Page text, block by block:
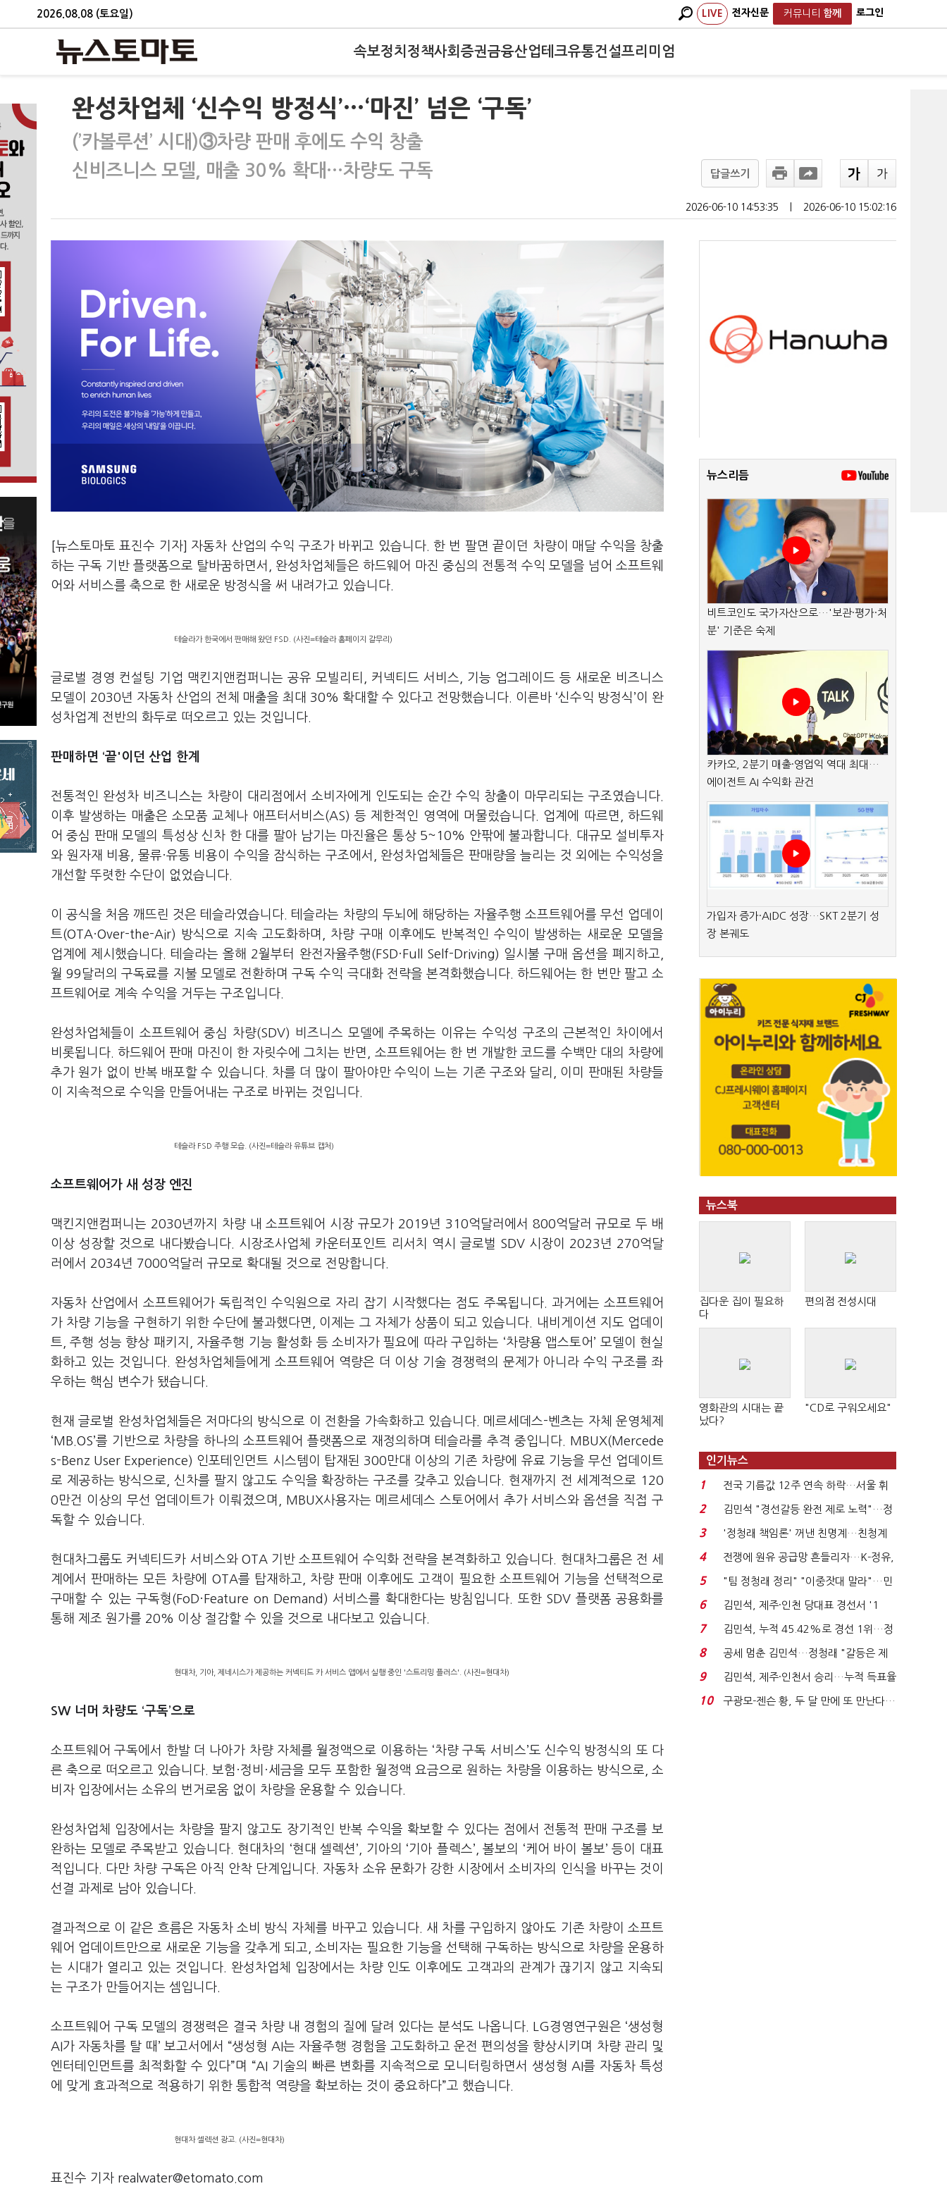
2026.08.08 (토요일) LIVE 전자신문 커뮤니티 함께 로그인
속보정치 정책사회 증권금융산업테크유통건설프리미엄
완성차업체 ‘신수익 방정식’…‘마진’ 넘은 ‘구독’
(’카볼루션’ 시대)③차량 판매 후에도 수익 창출
신비즈니스 모델, 매출 30% 확대…차량도 구독
답글쓰기
2026-06-10 14:53:35 2026-06-10 15:02:16
[뉴스토마토 표진수 기자] 자동차 산업의 수익 구조가 바뀌고 있습니다. 한 번 팔면 끝이던 차량이 매달 수익을 창출
하는 구독 기반 플랫폼으로 탈바꿈하면서, 완성차업체들은 하드웨어 마진 중심의 전통적 수익 모델을 넘어 소프트웨
어와 서비스를 축으로 한 새로운 방정식을 써 내려가고 있습니다.
테슬라가 한국에서 판매해 왔던 FSD. (사진=테슬라 홈페이지 갈무리)
글로벌 경영 컨설팅 기업 맥킨지앤컴퍼니는 공유 모빌리티, 커넥티드 서비스, 기능 업그레이드 등 새로운 비즈니스
모델이 2030년 자동차 산업의 전체 매출을 최대 30% 확대할 수 있다고 전망했습니다. 이른바 ‘신수익 방정식’이 완
성차업계 전반의 화두로 떠오르고 있는 것입니다.
판매하면 ‘끝'이던 산업 한계
전통적인 완성차 비즈니스는 차량이 대리점에서 소비자에게 인도되는 순간 수익 창출이 마무리되는 구조였습니다.
이후 발생하는 매출은 소모품 교체나 애프터서비스(AS) 등 제한적인 영역에 머물렀습니다. 업계에 따르면, 하드웨
어 중심 판매 모델의 특성상 신차 한 대를 팔아 남기는 마진율은 통상 5~10% 안팎에 불과합니다. 대규모 설비투자
와 원자재 비용, 물류·유통 비용이 수익을 잠식하는 구조에서, 완성차업체들은 판매량을 늘리는 것 외에는 수익성을
개선할 뚜렷한 수단이 없었습니다.
이 공식을 처음 깨뜨린 것은 테슬라였습니다. 테슬라는 차량의 두뇌에 해당하는 자율주행 소프트웨어를 무선 업데이
트(OTA·Over-the-Air) 방식으로 지속 고도화하며, 차량 구매 이후에도 반복적인 수익이 발생하는 새로운 모델을
업계에 제시했습니다. 테슬라는 올해 2월부터 완전자율주행(FSD·Full Self-Driving) 일시불 구매 옵션을 폐지하고,
월 99달러의 구독료를 지불 모델로 전환하며 구독 수익 극대화 전략을 본격화했습니다. 하드웨어는 한 번만 팔고 소
프트웨어로 계속 수익을 거두는 구조입니다.
완성차업체들이 소프트웨어 중심 차량(SDV) 비즈니스 모델에 주목하는 이유는 수익성 구조의 근본적인 차이에서
비롯됩니다. 하드웨어 판매 마진이 한 자릿수에 그치는 반면, 소프트웨어는 한 번 개발한 코드를 수백만 대의 차량에
추가 원가 없이 반복 배포할 수 있습니다. 차를 더 많이 팔아야만 수익이 느는 기존 구조와 달리, 이미 판매된 차량들
이 지속적으로 수익을 만들어내는 구조로 바뀌는 것입니다.
테슬라 FSD 주행 모습. (사진=테슬라 유튜브 캡처)
소프트웨어가 새 성장 엔진
맥킨지앤컴퍼니는 2030년까지 차량 내 소프트웨어 시장 규모가 2019년 310억달러에서 800억달러 규모로 두 배
이상 성장할 것으로 내다봤습니다. 시장조사업체 카운터포인트 리서치 역시 글로벌 SDV 시장이 2023년 270억달
러에서 2034년 7000억달러 규모로 확대될 것으로 전망합니다.
자동차 산업에서 소프트웨어가 독립적인 수익원으로 자리 잡기 시작했다는 점도 주목됩니다. 과거에는 소프트웨어
가 차량 기능을 구현하기 위한 수단에 불과했다면, 이제는 그 자체가 상품이 되고 있습니다. 내비게이션 지도 업데이
트, 주행 성능 향상 패키지, 자율주행 기능 활성화 등 소비자가 필요에 따라 구입하는 ‘차량용 앱스토어’ 모델이 현실
화하고 있는 것입니다. 완성차업체들에게 소프트웨어 역량은 더 이상 기술 경쟁력의 문제가 아니라 수익 구조를 좌
우하는 핵심 변수가 됐습니다.
현재 글로벌 완성차업체들은 저마다의 방식으로 이 전환을 가속화하고 있습니다. 메르세데스-벤츠는 자체 운영체제
‘MB.OS’를 기반으로 차량을 하나의 소프트웨어 플랫폼으로 재정의하며 테슬라를 추격 중입니다. MBUX(Mercede
s-Benz User Experience) 인포테인먼트 시스템이 탑재된 300만대 이상의 기존 차량에 유료 기능을 무선 업데이트
로 제공하는 방식으로, 신차를 팔지 않고도 수익을 확장하는 구조를 갖추고 있습니다. 현재까지 전 세계적으로 120
0만건 이상의 무선 업데이트가 이뤄졌으며, MBUX사용자는 메르세데스 스토어에서 추가 서비스와 옵션을 직접 구
독할 수 있습니다.
현대차그룹도 커넥티드카 서비스와 OTA 기반 소프트웨어 수익화 전략을 본격화하고 있습니다. 현대차그룹은 전 세
계에서 판매하는 모든 차량에 OTA를 탑재하고, 차량 판매 이후에도 고객이 필요한 소프트웨어 기능을 선택적으로
구매할 수 있는 구독형(FoD·Feature on Demand) 서비스를 확대한다는 방침입니다. 또한 SDV 플랫폼 공용화를
통해 제조 원가를 20% 이상 절감할 수 있을 것으로 내다보고 있습니다.
현대차, 기아, 제네시스가 제공하는 커넥티드 카 서비스 앱에서 실행 중인 '스트리밍 플러스'. (사진=현대차)
SW 너머 차량도 ‘구독’으로
소프트웨어 구독에서 한발 더 나아가 차량 자체를 월정액으로 이용하는 ‘차량 구독 서비스’도 신수익 방정식의 또 다
른 축으로 떠오르고 있습니다. 보험·정비·세금을 모두 포함한 월정액 요금으로 원하는 차량을 이용하는 방식으로, 소
비자 입장에서는 소유의 번거로움 없이 차량을 운용할 수 있습니다.
완성차업체 입장에서는 차량을 팔지 않고도 장기적인 반복 수익을 확보할 수 있다는 점에서 전통적 판매 구조를 보
완하는 모델로 주목받고 있습니다. 현대차의 ‘현대 셀렉션’, 기아의 ‘기아 플렉스’, 볼보의 ‘케어 바이 볼보’ 등이 대표
적입니다. 다만 차량 구독은 아직 안착 단계입니다. 자동차 소유 문화가 강한 시장에서 소비자의 인식을 바꾸는 것이
선결 과제로 남아 있습니다.
결과적으로 이 같은 흐름은 자동차 소비 방식 자체를 바꾸고 있습니다. 새 차를 구입하지 않아도 기존 차량이 소프트
웨어 업데이트만으로 새로운 기능을 갖추게 되고, 소비자는 필요한 기능을 선택해 구독하는 방식으로 차량을 운용하
는 시대가 열리고 있는 것입니다. 완성차업체 입장에서는 차량 인도 이후에도 고객과의 관계가 끊기지 않고 지속되
는 구조가 만들어지는 셈입니다.
소프트웨어 구독 모델의 경쟁력은 결국 차량 내 경험의 질에 달려 있다는 분석도 나옵니다. LG경영연구원은 ‘생성형
AI가 자동차를 탈 때’ 보고서에서 “생성형 AI는 자율주행 경험을 고도화하고 운전 편의성을 향상시키며 차량 관리 및
엔터테인먼트를 최적화할 수 있다”며 “AI 기술의 빠른 변화를 지속적으로 모니터링하면서 생성형 AI를 자동차 특성
에 맞게 효과적으로 적용하기 위한 통합적 역량을 확보하는 것이 중요하다”고 했습니다.
현대차 셀렉션 광고. (사진=현대차)
표진수 기자 realwater@etomato.com
뉴스리듬
비트코인도 국가자산으로…'보관·평가·처
분' 기준은 숙제
카카오, 2분기 매출·영업익 역대 최대…
에이전트 AI 수익화 관건
가입자 증가·AIDC 성장…SKT 2분기 성
장 본궤도
뉴스북
집다운 집이 필요하
다
편의점 전성시대
영화관의 시대는 끝
났다?
"CD로 구워오세요"
인기뉴스
1
전국 기름값 12주 연속 하락…서울 휘
발윳값 1909원...
2
김민석 "경선갈등 완전 제로 노력"…정
청래 "반명 공세 사...
3
'정청래 책임론' 꺼낸 친명계…친청계
는 추가투표 때리기...
4
전쟁에 원유 공급망 흔들리자…K-정유,
에너지안보 핵심...
5
"팀 정청래 정리" "이중잣대 말라"…민
주 최고위원 계파 다...
6
김민석, 제주·인천 당대표 경선서 '1
위'(1보)...
7
김민석, 누적 45.42%로 경선 1위…정
청래와 격차 0.86%p(...
8
공세 멈춘 김민석…정청래 "갈등은 제
가 수습"
9
김민석, 제주·인천서 승리…누적 득표율
'1위 탈환'(종합)...
10
구광모-젠슨 황, 두 달 만에 또 만난다…